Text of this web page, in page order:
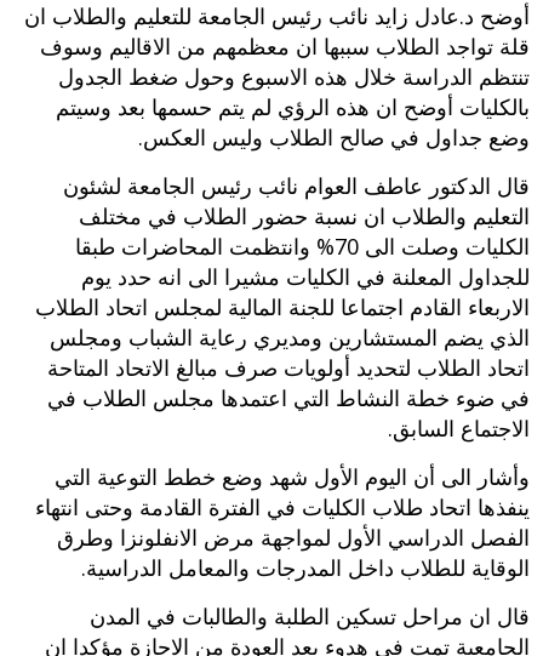
أوضح د.عادل زايد نائب رئيس الجامعة للتعليم والطلاب ان
قلة تواجد الطلاب سببها ان معظمهم من الاقاليم وسوف
تنتظم الدراسة خلال هذه الاسبوع وحول ضغط الجدول
بالكليات أوضح ان هذه الرؤي لم يتم حسمها بعد وسيتم
وضع جداول في صالح الطلاب وليس العكس.
قال الدكتور عاطف العوام نائب رئيس الجامعة لشئون
التعليم والطلاب ان نسبة حضور الطلاب في مختلف
الكليات وصلت الى 70% وانتظمت المحاضرات طبقا
للجداول المعلنة في الكليات مشيرا الى انه حدد يوم
الاربعاء القادم اجتماعا للجنة المالية لمجلس اتحاد الطلاب
الذي يضم المستشارين ومديري رعاية الشباب ومجلس
اتحاد الطلاب لتحديد أولويات صرف مبالغ الاتحاد المتاحة
في ضوء خطة النشاط التي اعتمدها مجلس الطلاب في
الاجتماع السابق.
وأشار الى أن اليوم الأول شهد وضع خطط التوعية التي
ينفذها اتحاد طلاب الكليات في الفترة القادمة وحتى انتهاء
الفصل الدراسي الأول لمواجهة مرض الانفلونزا وطرق
الوقاية للطلاب داخل المدرجات والمعامل الدراسية.
قال ان مراحل تسكين الطلبة والطالبات في المدن
الجامعية تمت في هدوء بعد العودة من الاجازة مؤكدا ان